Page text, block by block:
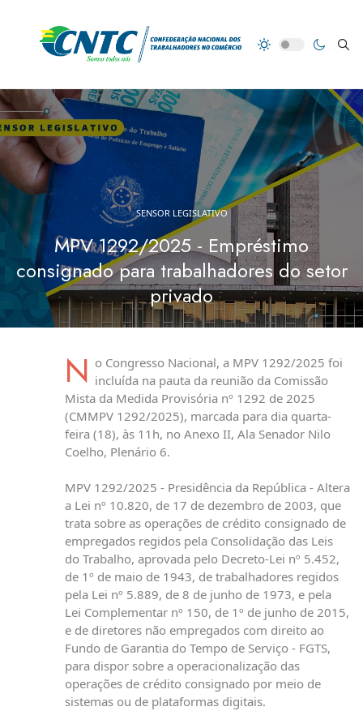
SENSOR LEGISLATIVO
MPV 1292/2025 - Empréstimo
consignado para trabalhadores do setor
privado
N o Congresso Nacional, a MPV 1292/2025 foi
incluída na pauta da reunião da Comissão
Mista da Medida Provisória nº 1292 de 2025
(CMMPV 1292/2025), marcada para dia quarta-
feira (18), às 11h, no Anexo II, Ala Senador Nilo
Coelho, Plenário 6.
MPV 1292/2025 - Presidência da República - Altera
a Lei nº 10.820, de 17 de dezembro de 2003, que
trata sobre as operações de crédito consignado de
empregados regidos pela Consolidação das Leis
do Trabalho, aprovada pelo Decreto-Lei nº 5.452,
de 1º de maio de 1943, de trabalhadores regidos
pela Lei nº 5.889, de 8 de junho de 1973, e pela
Lei Complementar nº 150, de 1º de junho de 2015,
e de diretores não empregados com direito ao
Fundo de Garantia do Tempo de Serviço - FGTS,
para dispor sobre a operacionalização das
operações de crédito consignado por meio de
sistemas ou de plataformas digitais.